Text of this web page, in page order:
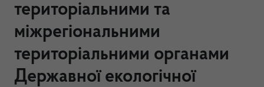
територіальними та
міжрегіональними
територіальними органами
Державної екологічної